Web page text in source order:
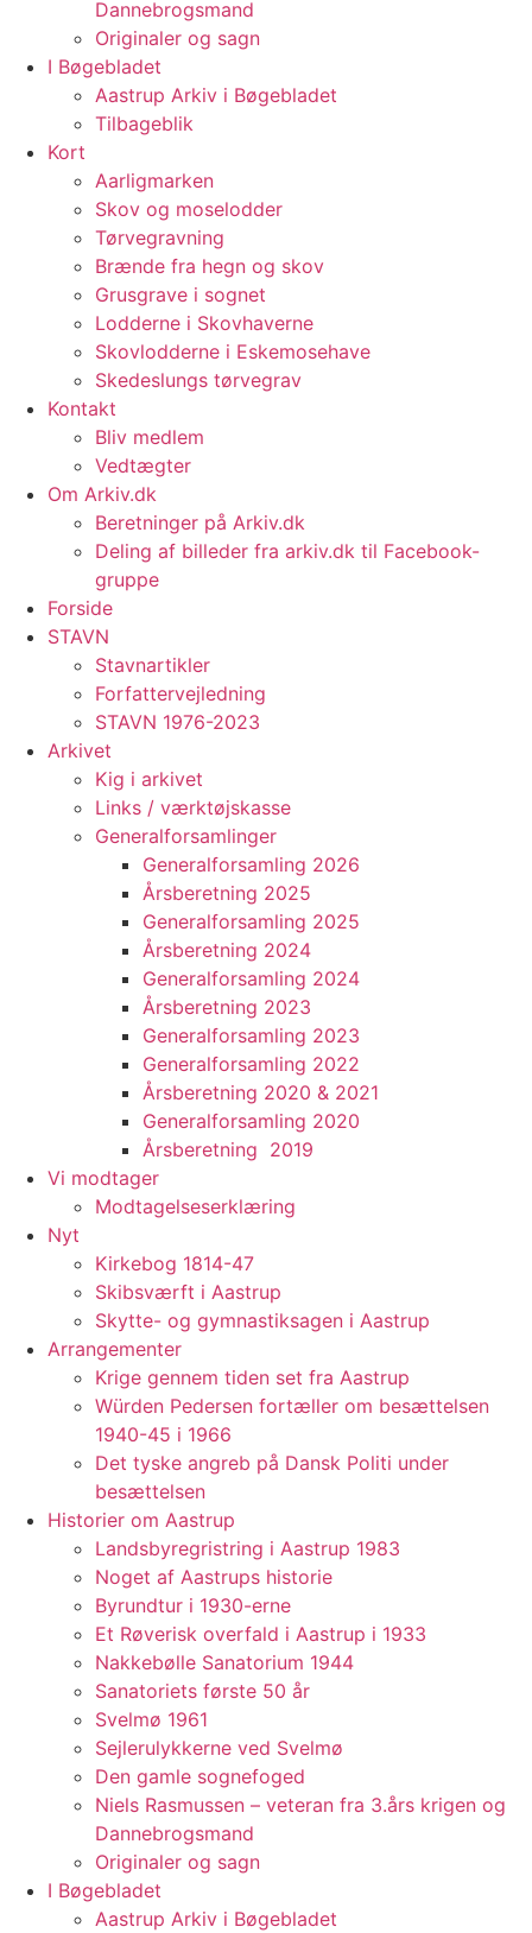
Dannebrogsmand
Originaler og sagn
I Bøgebladet
Aastrup Arkiv i Bøgebladet
Tilbageblik
Kort
Aarligmarken
Skov og moselodder
Tørvegravning
Brænde fra hegn og skov
Grusgrave i sognet
Lodderne i Skovhaverne
Skovlodderne i Eskemosehave
Skedeslungs tørvegrav
Kontakt
Bliv medlem
Vedtægter
Om Arkiv.dk
Beretninger på Arkiv.dk
Deling af billeder fra arkiv.dk til Facebook-
gruppe
Forside
STAVN
Stavnartikler
Forfattervejledning
STAVN 1976-2023
Arkivet
Kig i arkivet
Links / værktøjskasse
Generalforsamlinger
Generalforsamling 2026
Årsberetning 2025
Generalforsamling 2025
Årsberetning 2024
Generalforsamling 2024
Årsberetning 2023
Generalforsamling 2023
Generalforsamling 2022
Årsberetning 2020 & 2021
Generalforsamling 2020
Årsberetning 2019
Vi modtager
Modtagelseserklæring
Nyt
Kirkebog 1814-47
Skibsværft i Aastrup
Skytte- og gymnastiksagen i Aastrup
Arrangementer
Krige gennem tiden set fra Aastrup
Würden Pedersen fortæller om besættelsen
1940-45 i 1966
Det tyske angreb på Dansk Politi under
besættelsen
Historier om Aastrup
Landsbyregristring i Aastrup 1983
Noget af Aastrups historie
Byrundtur i 1930-erne
Et Røverisk overfald i Aastrup i 1933
Nakkebølle Sanatorium 1944
Sanatoriets første 50 år
Svelmø 1961
Sejlerulykkerne ved Svelmø
Den gamle sognefoged
Niels Rasmussen – veteran fra 3.års krigen og
Dannebrogsmand
Originaler og sagn
I Bøgebladet
Aastrup Arkiv i Bøgebladet